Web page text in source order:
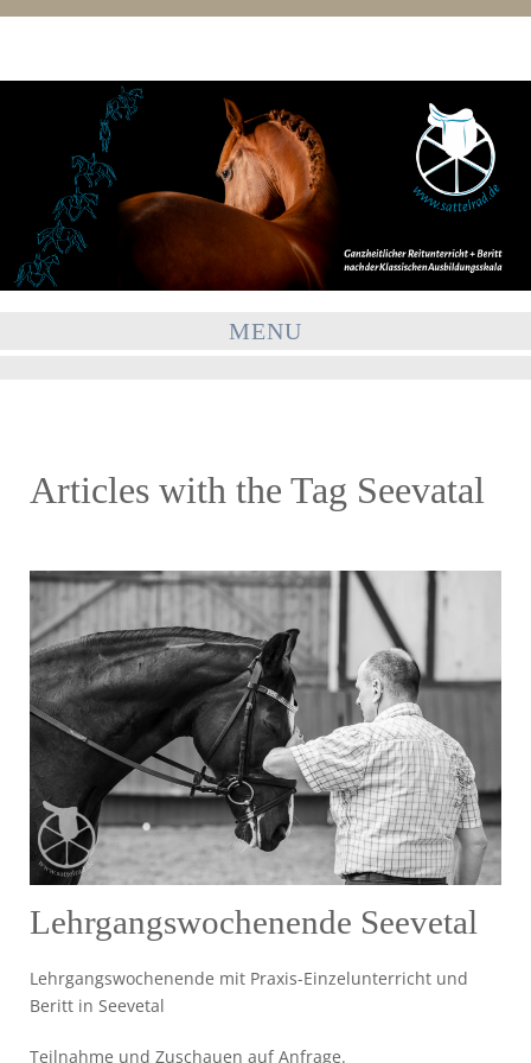
MENU
Articles with the Tag Seevatal
Lehrgangswochenende Seevetal
Lehrgangswochenende mit Praxis-Einzelunterricht und
Beritt in Seevetal
Teilnahme und Zuschauen auf Anfrage.